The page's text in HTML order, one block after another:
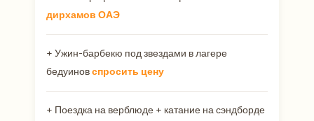
дирхамов ОАЭ
+ Ужин-барбекю под звездами в лагере
бедуиновспросить цену
+ Поездка на верблюде + катание на сэндборде